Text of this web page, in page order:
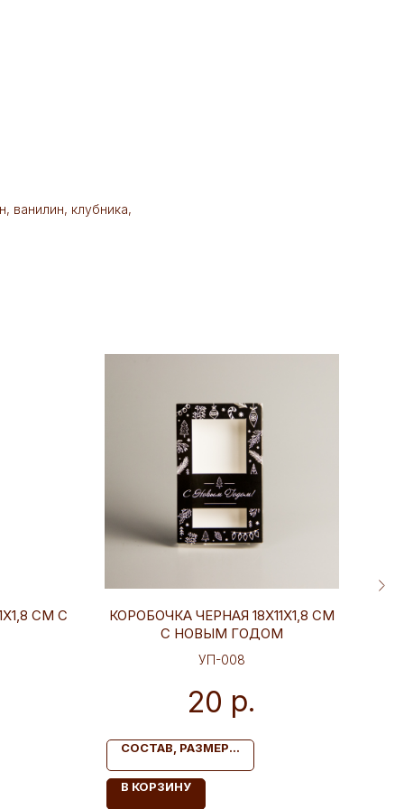
ванилин, клубника,
СМ С
КОРОБОЧКА ЧЕРНАЯ 18Х11Х1,8 СМ
С НОВЫМ ГОДОМ
УП-008
20 р.
СОСТАВ, РАЗМЕР...
В КОРЗИНУ